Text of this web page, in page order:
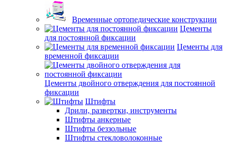
Временные ортопедические конструкции
Цементы
для постоянной фиксации
Цементы для
временной фиксации
Цементы двойного отверждения для постоянной
фиксации
Штифты
Дрили, развертки, инструменты
Штифты анкерные
Штифты беззольные
Штифты стекловолоконные